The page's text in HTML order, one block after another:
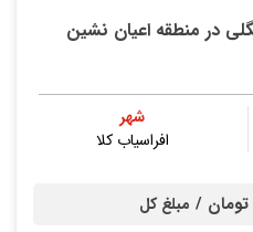
شهر
افراسیاب کلا
مبلغ کل